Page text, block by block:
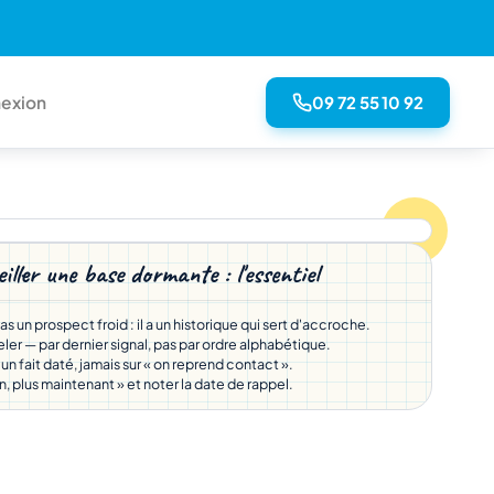
09 72 55 10 92
une base dormante : l'essentiel
un prospect froid : il a un historique qui sert d'accroche.
— par dernier signal, pas par ordre alphabétique.
fait daté, jamais sur « on reprend contact ».
plus maintenant » et noter la date de rappel.